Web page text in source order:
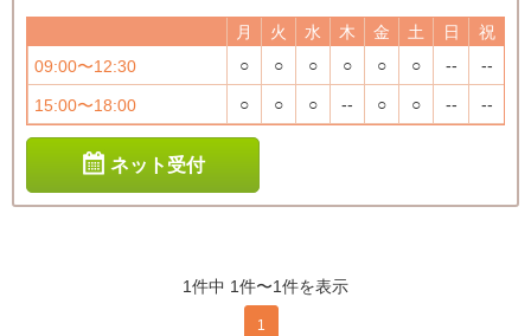
月 火 水 木 金 土 日
祝
09:00〜12:30
○ ○ ○ ○ ○ ○ -- --
15:00〜18:00 ○ ○ ○ -- ○ ○ -- --
ネット受付
1件中 1件〜1件を表示
1